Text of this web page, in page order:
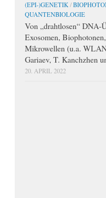
(EPI-)GENETIK /
QUANTENBIOLOGIE
Von „drahtlosen“ DNA-
Exosomen,
Mikrowellen (u.a.
Gariaev, T. Kanchzhen
20. APRIL 2022